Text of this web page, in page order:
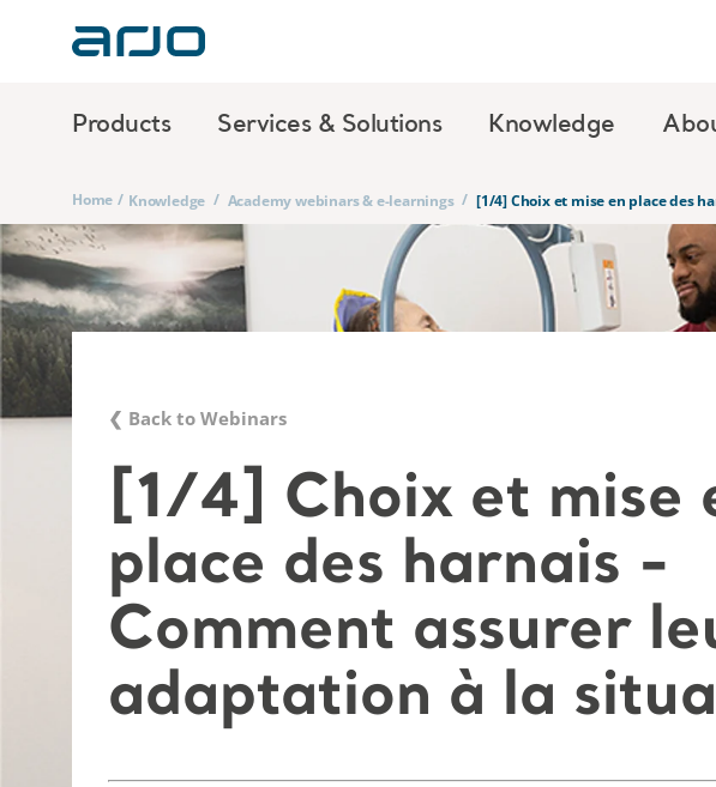
Products Services & Solutions Knowledge
Home / Knowledge / Academy webinars & e-learnings / [1/4] Choix et mise en place des
❮ Back to Webinars
[1/4] Choix et mise
place des harnais -
Comment assurer
adaptation à la